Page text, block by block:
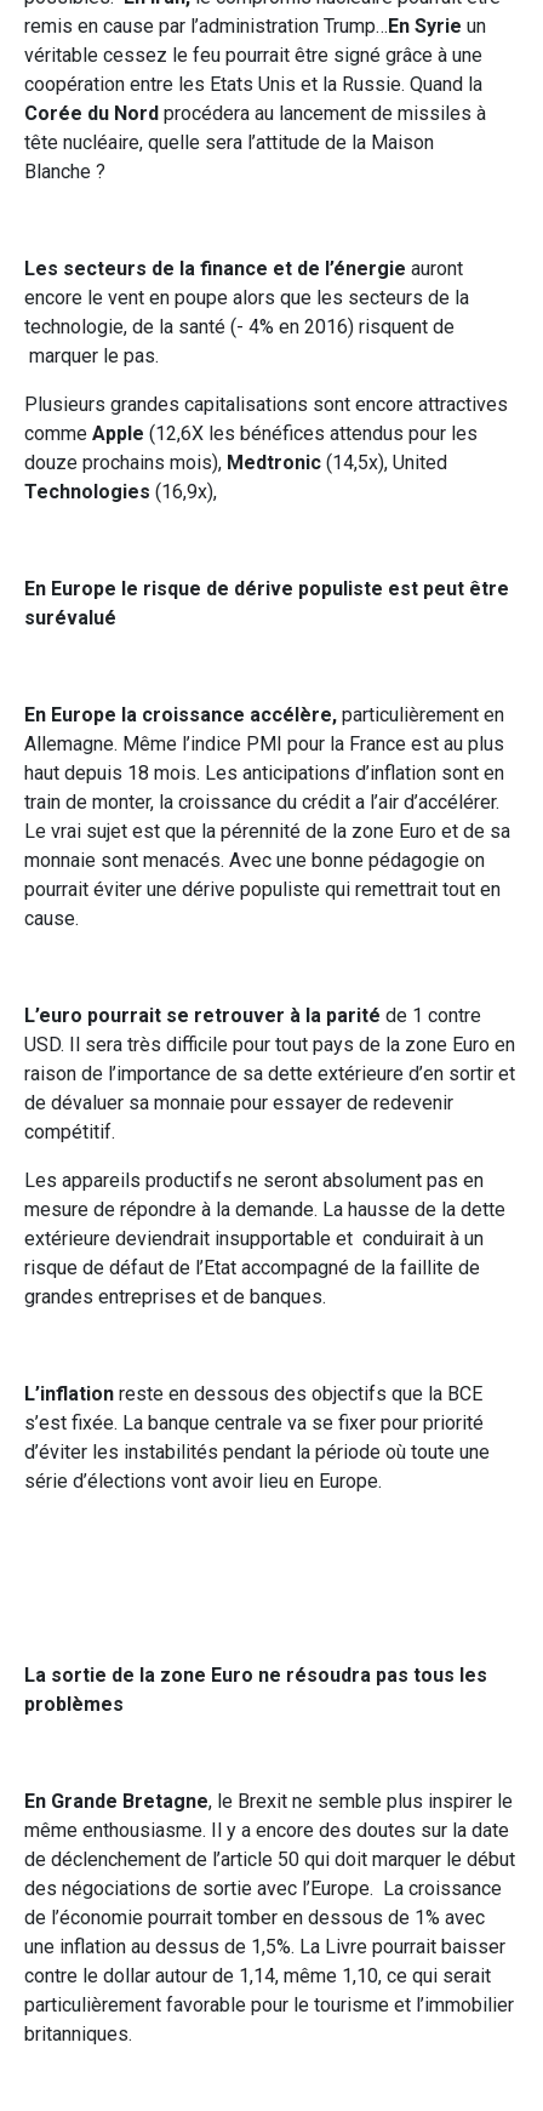
remis en cause par l’administration Trump…En Syrie un
véritable cessez le feu pourrait être signé grâce à une
coopération entre les Etats Unis et la Russie. Quand la
Corée du Nord procédera au lancement de missiles à
tête nucléaire, quelle sera l’attitude de la Maison
Blanche ?
Les secteurs de la finance et de l’énergie auront
encore le vent en poupe alors que les secteurs de la
technologie, de la santé (- 4% en 2016) risquent de
marquer le pas.
Plusieurs grandes capitalisations sont encore attractives
comme Apple (12,6X les bénéfices attendus pour les
douze prochains mois), Medtronic (14,5x), United
Technologies (16,9x),
En Europe le risque de dérive populiste est peut être
surévalué
En Europe la croissance accélère, particulièrement en
Allemagne. Même l’indice PMI pour la France est au plus
haut depuis 18 mois. Les anticipations d’inflation sont en
train de monter, la croissance du crédit a l’air d’accélérer.
Le vrai sujet est que la pérennité de la zone Euro et de sa
monnaie sont menacés. Avec une bonne pédagogie on
pourrait éviter une dérive populiste qui remettrait tout en
cause.
L’euro pourrait se retrouver à la parité de 1 contre
USD. Il sera très difficile pour tout pays de la zone Euro en
raison de l’importance de sa dette extérieure d’en sortir et
de dévaluer sa monnaie pour essayer de redevenir
compétitif.
Les appareils productifs ne seront absolument pas en
mesure de répondre à la demande. La hausse de la dette
extérieure deviendrait insupportable et conduirait à un
risque de défaut de l’Etat accompagné de la faillite de
grandes entreprises et de banques.
L’inflation reste en dessous des objectifs que la BCE
s’est fixée. La banque centrale va se fixer pour priorité
d’éviter les instabilités pendant la période où toute une
série d’élections vont avoir lieu en Europe.
La sortie de la zone Euro ne résoudra pas tous les
problèmes
En Grande Bretagne, le Brexit ne semble plus inspirer le
même enthousiasme. Il y a encore des doutes sur la date
de déclenchement de l’article 50 qui doit marquer le début
des négociations de sortie avec l’Europe. La croissance
de l’économie pourrait tomber en dessous de 1% avec
une inflation au dessus de 1,5%. La Livre pourrait baisser
contre le dollar autour de 1,14, même 1,10, ce qui serait
particulièrement favorable pour le tourisme et l’immobilier
britanniques.